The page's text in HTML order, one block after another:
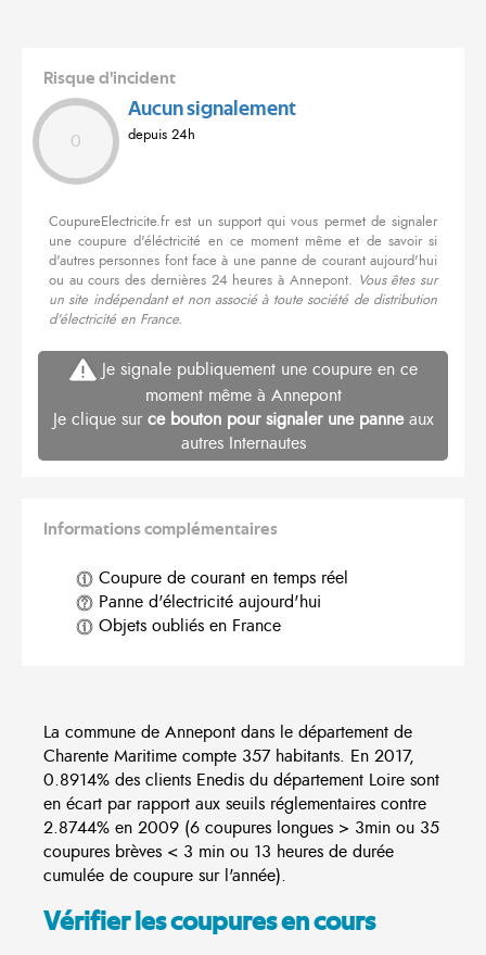
Risque d'incident
0
Aucun signalement
depuis 24h
CoupureElectricite.fr est un support qui vous permet de signaler
une coupure d'éléctricité en ce moment même et de savoir si
d'autres personnes font face à une panne de courant aujourd'hui
ou au cours des dernières 24 heures à Annepont. Vous êtes sur
un site indépendant et non associé à toute société de distribution
d'électricité en France.
Je signale publiquement une coupure en ce
moment même à Annepont
Je clique sur ce bouton pour signaler une panneaux
autres Internautes
Informations complémentaires
Coupure de courant en temps réel
Panne d'électricité aujourd'hui
Objets oubliés en France
La commune de Annepont dans le département de
Charente Maritime compte 357 habitants. En 2017,
0.8914% des clients Enedis du département Loire sont
en écart par rapport aux seuils réglementaires contre
2.8744% en 2009 (6 coupures longues > 3min ou 35
coupures brèves < 3 min ou 13 heures de durée
cumulée de coupure sur l'année).
Vérifier les coupures en cours